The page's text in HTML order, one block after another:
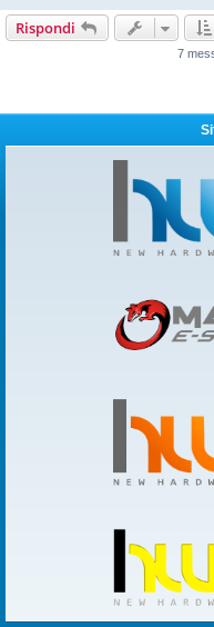
Rispondi
7